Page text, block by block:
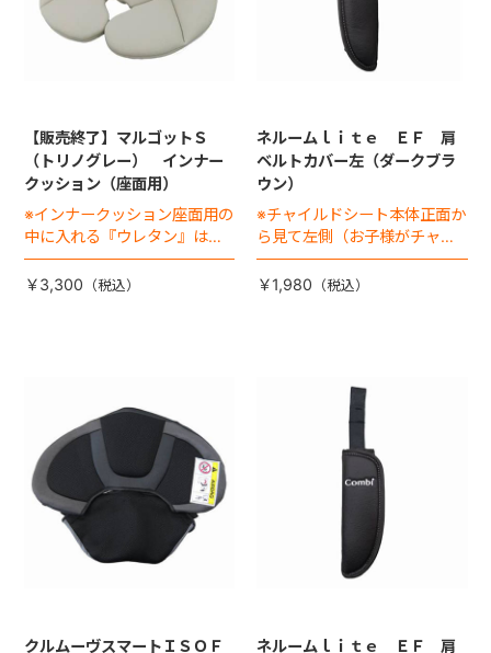
【販売終了】マルゴットＳ
（トリノグレー） インナー
クッション（座面用）
※インナークッション座面用の
中に入れる『ウレタン』は別
売りです
￥3,300
ネルームｌｉｔｅ ＥＦ 肩
ベルトカバー左（ダークブラ
ウン）
※チャイルドシート本体正面か
ら見て左側（お子様がチャイ
ルドシートに座った状態で右
手側となります）
￥1,980
クルムーヴスマートＩＳＯＦ ネルームｌｉｔｅ ＥＦ 肩